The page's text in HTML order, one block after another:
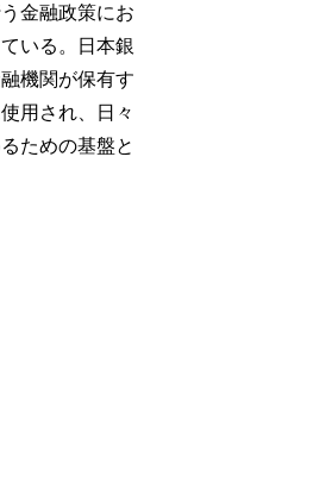
金融政策にお
いる。日本銀
機関が保有す
用され、日々
ための基盤と